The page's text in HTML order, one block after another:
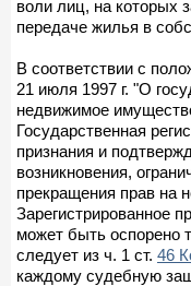
воли лиц, на которых
передаче жилья в
В соответствии с
21 июля 1997 г. "О
недвижимое
Государственная
признания и
возникновения,
прекращения прав на
Зарегистрированное
может быть оспорено
следует из ч. 1 ст. 46
каждому судебную